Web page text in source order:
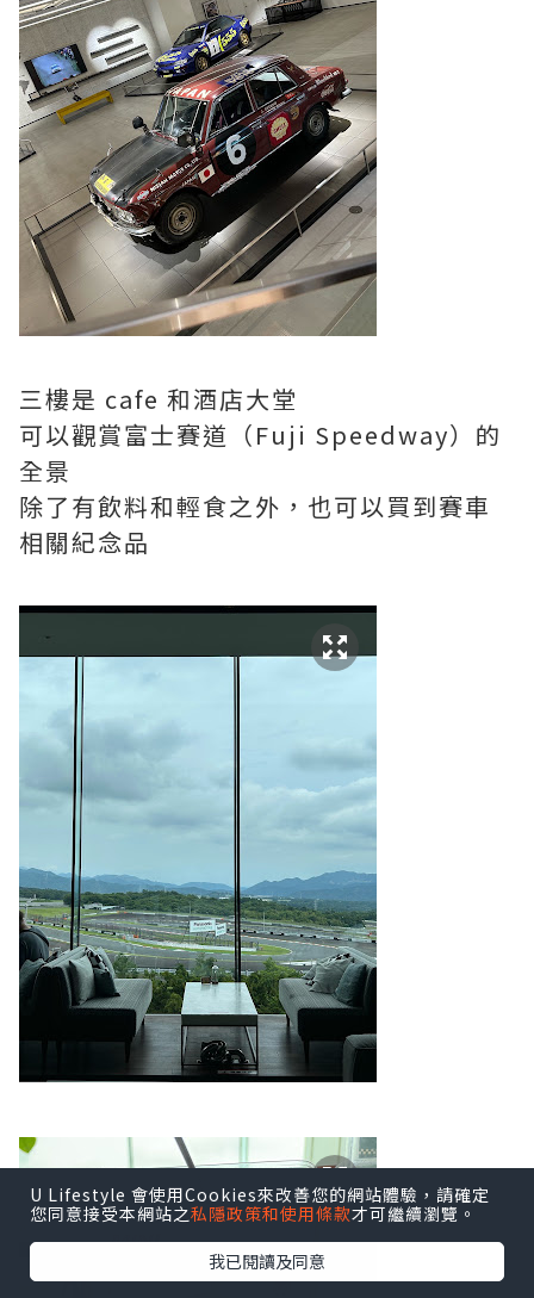
三樓是 cafe 和酒店大堂
可以觀賞富士賽道（Fuji Speedway）的
全景
除了有飲料和輕食之外，也可以買到賽車
相關紀念品
U Lifestyle 會使用Cookies來改善您的網站體驗，請確定
您同意接受本網站之私隱政策和使用條款才可繼續瀏覽。
我已閱讀及同意